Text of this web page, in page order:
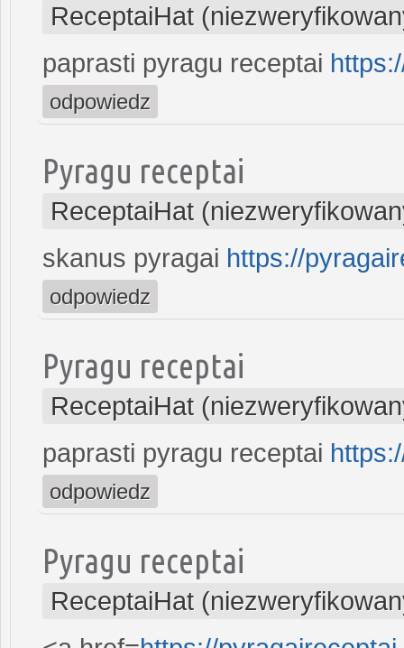
ReceptaiHat
paprasti pyragu receptai
odpowiedz
Pyragu receptai
ReceptaiHat
skanus pyragai https://
odpowiedz
Pyragu receptai
ReceptaiHat
paprasti pyragu receptai
odpowiedz
Pyragu receptai
ReceptaiHat